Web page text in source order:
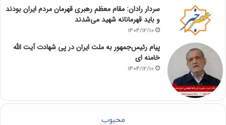
سردار رادان: مقام معظم رهبری قهرمان مردم ایران بودند
و باید قهرمانانه شهید می‌شدند
1404/12/10
پیام رئیس‌جمهور به ملت ایران در پی شهادت آیت الله
خامنه ای
1404/12/10
محبوب